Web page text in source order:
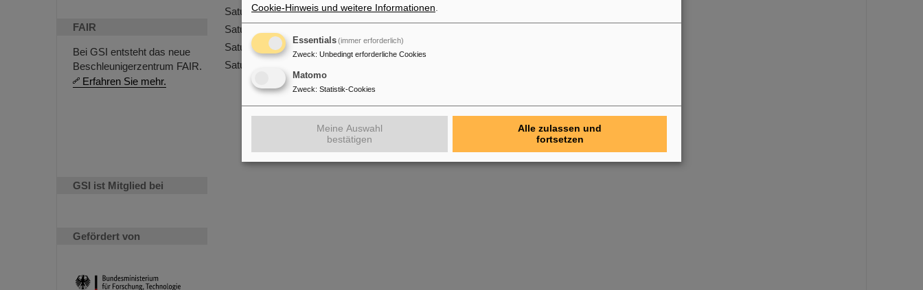
FAIR
Bei GSI entsteht das neue
Beschleunigerzentrum FAIR.
Erfahren Sie mehr.
GSI ist Mitglied bei
Gefördert von
Saturday Morning Physics 2011
Saturday Morning Physics 2010
Saturday Morning Physics 2009
Saturday Morning Physics 2008
Cookie-Hinweis und weitere Informationen
Essentials(immer erforderlich)
Zweck: Unbedingt erforderliche Cookies
Matomo
Zweck: Statistik-Cookies
Meine Auswahl
bestätigen
Alle zulassen und
fortsetzen